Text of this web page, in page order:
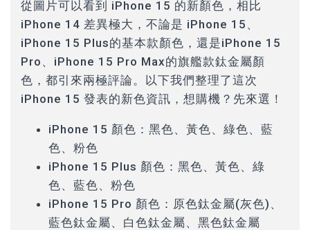
從圖片可以看到 iPhone 15 的新顏色，相比
iPhone 14 差異極大，不論是 iPhone 15、
iPhone 15 Plus的基本款顏色，還是iPhone 15
Pro 、iPhone 15 Pro Max的旗艦款鈦金屬顏
色，都引來兩極評論。以下我們整理了這次
iPhone 15 發表的新色資訊，想購機？先來選！
iPhone 15 顏色：黑色、黃色、綠色、藍
色、粉色
iPhone 15 Plus 顏色：黑色、黃色、綠
色、藍色、粉色
iPhone 15 Pro 顏色：原色鈦金屬(灰色)、
藍色鈦金屬、白色鈦金屬、黑色鈦金屬